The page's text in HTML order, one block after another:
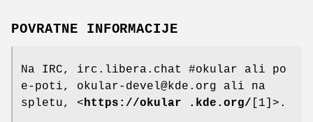
POVRATNE INFORMACIJE
Na IRC, irc.libera.chat #okular ali po
e-poti, okular-devel@kde.org ali na
spletu, <https://okular .kde.org/ [1]>.